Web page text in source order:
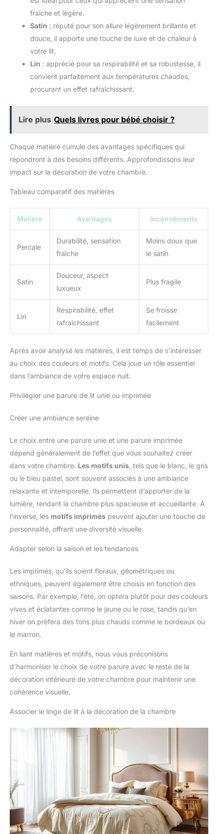
fraîche et légère.
Satin : réputé pour son allure légèrement brillante et
douce, il apporte une touche de luxe et de chaleur à
votre lit.
Lin : apprécié pour sa respirabilité et sa robustesse, il
convient parfaitement aux températures chaudes,
procurant un effet rafraîchissant.
Lire plus Quels livres pour bébé choisir ?
Chaque matière cumule des avantages spécifiques qui
répondront à des besoins différents. Approfondissons leur
impact sur la décoration de votre chambre.
Tableau comparatif des matières
Matière Avantages Inconvénients
Percale
Durabilité, sensation
fraîche
Moins doux que
le satin
Satin
Douceur, aspect
luxueux
Plus fragile
Lin
Respirabilité, effet
rafraîchissant
Se froisse
facilement
Après avoir analysé les matières, il est temps de s’intéresser
au choix des couleurs et motifs. Cela joue un rôle essentiel
dans l’ambiance de votre espace nuit.
Privilégier une parure de lit unie ou imprimée
Créer une ambiance sereine
Le choix entre une parure unie et une parure imprimée
dépend généralement de l’effet que vous souhaitez créer
dans votre chambre. Les motifs unis , tels que le blanc, le gris
ou le bleu pastel, sont souvent associés à une ambiance
relaxante et intemporelle. Ils permettent d’apporter de la
lumière, rendant la chambre plus spacieuse et accueillante. À
l’inverse, les motifs imprimés peuvent ajouter une touche de
personnalité, offrant une diversité visuelle.
Adapter selon la saison et les tendances
Les imprimés, qu’ils soient floraux, géométriques ou
ethniques, peuvent également être choisis en fonction des
saisons. Par exemple, l’été, on optera plutôt pour des couleurs
vives et éclatantes comme le jaune ou le rose, tandis qu’en
hiver on préféra des tons plus chauds comme le bordeaux ou
le marron.
En liant matières et motifs, nous vous préconisons
d’harmoniser le choix de votre parure avec le reste de la
décoration intérieure de votre chambre pour maintenir une
cohérence visuelle.
Associer le linge de lit à la décoration de la chambre